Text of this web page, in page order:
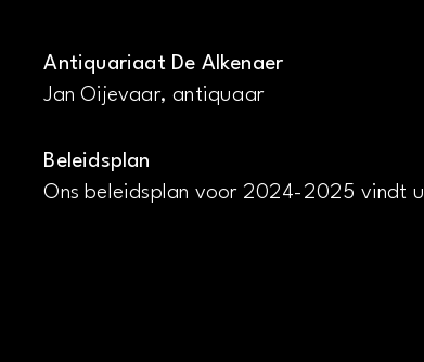
Antiquariaat De Alkenaer
Jan Oijevaar, antiquaar
Beleidsplan
Ons beleidsplan voor 2024-2025 vindt u